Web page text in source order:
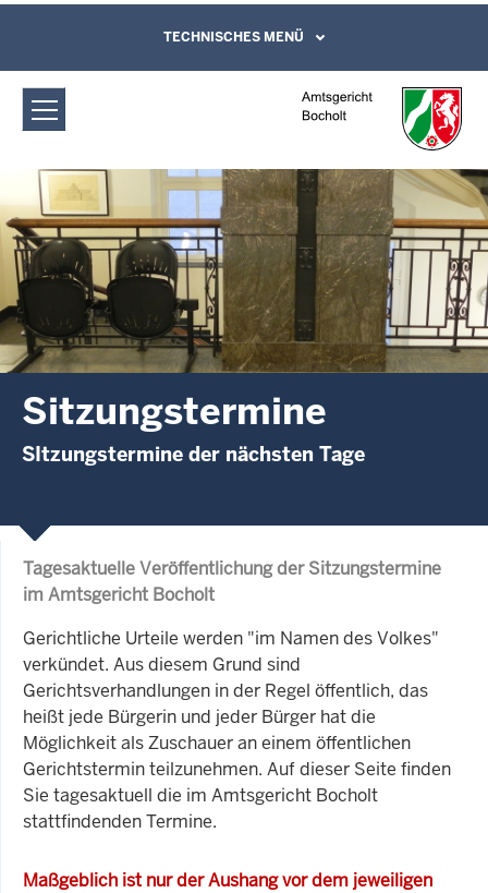
Amtsgericht Bocholt: Sitzungstermine
Direkt zum Inhalt
Leichte Sprache, Gebärdensprachenvideo
und Kontaktformular
TECHNISCHES MENÜ
Sitzungstermine
SItzungstermine der nächsten Tage
Tagesaktuelle Veröffentlichung der Sitzungstermine
im Amtsgericht Bocholt
Gerichtliche Urteile werden "im Namen des Volkes"
verkündet. Aus diesem Grund sind
Gerichtsverhandlungen in der Regel öffentlich, das
heißt jede Bürgerin und jeder Bürger hat die
Möglichkeit als Zuschauer an einem öffentlichen
Gerichtstermin teilzunehmen. Auf dieser Seite finden
Sie tagesaktuell die im Amtsgericht Bocholt
stattfindenden Termine.
Maßgeblich ist nur der Aushang vor dem jeweiligen